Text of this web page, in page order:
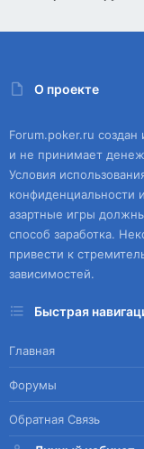
О проекте
Forum.poker.ru
и не принимает
Условия
конфиденциальности
азартные игры
способ заработка.
привести к
зависимостей.
Быстрая
Главная
Форумы
Обратная Связь